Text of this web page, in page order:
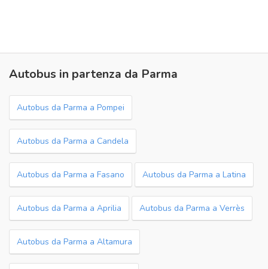
Autobus in partenza da Parma
Autobus da Parma a Pompei
Autobus da Parma a Candela
Autobus da Parma a Fasano Autobus da Parma a Latina
Autobus da Parma a Aprilia Autobus da Parma a Verrès
Autobus da Parma a Altamura